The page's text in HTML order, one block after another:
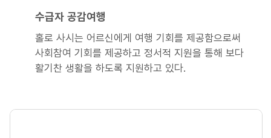
수급자 공감여행
홀로 사시는 어르신에게 여행 기회를 제공함으로써
사회참여 기회를 제공하고 정서적 지원을 통해 보다
활기찬 생활을 하도록 지원하고 있다.